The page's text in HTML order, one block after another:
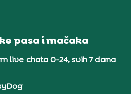
pasa i mačaka
live chata 0-24, svih 7 dana